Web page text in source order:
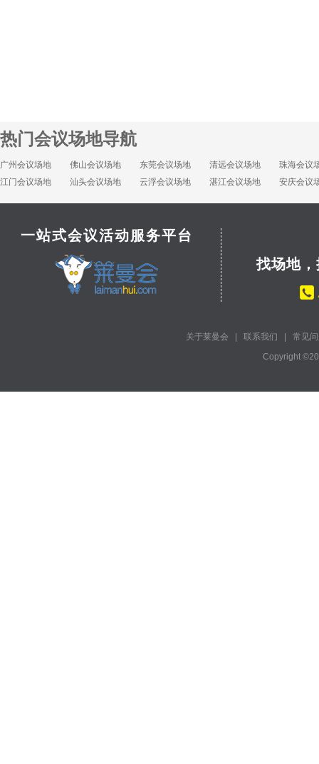
热门会议场地导航
广州会议场地 佛山会议场地 东莞会议场地 清远会议场地
珠海会议
江门会议场地
汕头会议场地 云浮会议场地 湛江会议场地 安庆会议
一站式会议活动服务平台
找场地
关于莱曼会 联系我们
常见
Copyright